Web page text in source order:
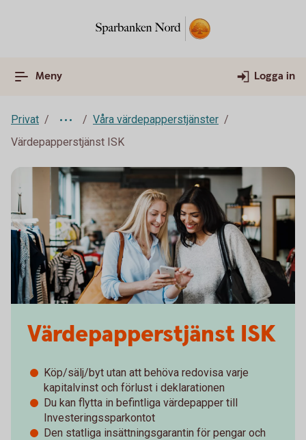
Meny Logga in
Privat
Våra värdepapperstjänster
Värdepapperstjänst ISK
Värdepapperstjänst ISK
Köp/sälj/byt utan att behöva redovisa varje
kapitalvinst och förlust i deklarationen
Du kan flytta in befintliga värdepapper till
Investeringssparkontot
Den statliga insättningsgarantin för pengar och